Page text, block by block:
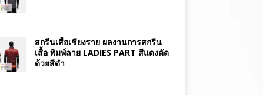
สกรีนเสื้อเชียงราย ผลงานการสกรีน
เสื้อ พิมพ์ลาย LADIES PART สีแดงตัด
ด้วยสีดำ